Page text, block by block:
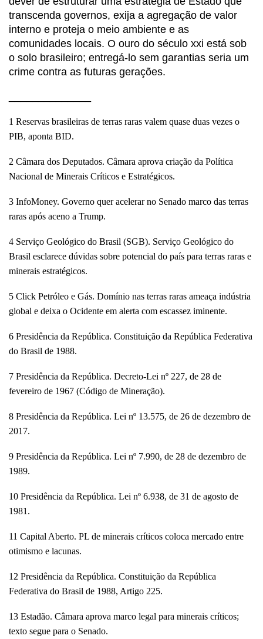
transcenda governos, exija a agregação de valor
interno e proteja o meio ambiente e as
comunidades locais. O ouro do século xxi está sob
o solo brasileiro; entregá-lo sem garantias seria um
crime contra as futuras gerações.
1 Reservas brasileiras de terras raras valem quase duas vezes o
PIB, aponta BID.
2 Câmara dos Deputados. Câmara aprova criação da Política
Nacional de Minerais Críticos e Estratégicos.
3 InfoMoney. Governo quer acelerar no Senado marco das terras
raras após aceno a Trump.
4 Serviço Geológico do Brasil (SGB). Serviço Geológico do
Brasil esclarece dúvidas sobre potencial do país para terras raras e
minerais estratégicos.
5 Click Petróleo e Gás. Domínio nas terras raras ameaça indústria
global e deixa o Ocidente em alerta com escassez iminente.
6 Presidência da República. Constituição da República Federativa
do Brasil de 1988.
7 Presidência da República. Decreto-Lei nº 227, de 28 de
fevereiro de 1967 (Código de Mineração).
8 Presidência da República. Lei nº 13.575, de 26 de dezembro de
2017.
9 Presidência da República. Lei nº 7.990, de 28 de dezembro de
1989.
10 Presidência da República. Lei nº 6.938, de 31 de agosto de
1981.
11 Capital Aberto. PL de minerais críticos coloca mercado entre
otimismo e lacunas.
12 Presidência da República. Constituição da República
Federativa do Brasil de 1988, Artigo 225.
13 Estadão. Câmara aprova marco legal para minerais críticos;
texto segue para o Senado.